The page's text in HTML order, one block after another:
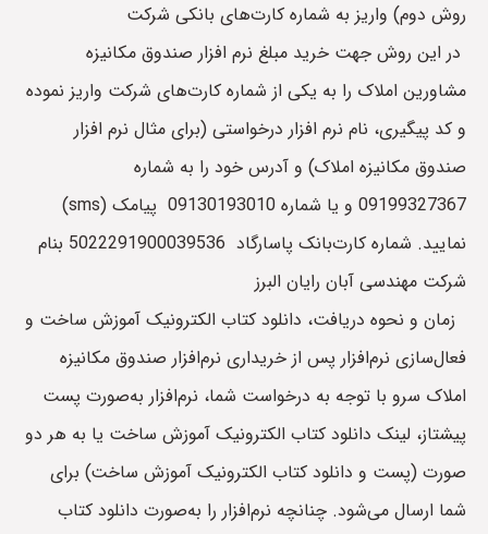
روش دوم) واریز به شماره کارت‌های بانکی شرکت
در این روش جهت خرید مبلغ نرم افزار صندوق مکانیزه
مشاورین املاک را به یکی از شماره کارت‌های شرکت واریز نموده
و کد پیگیری، نام نرم افزار درخواستی (برای مثال نرم افزار
صندوق مکانیزه املاک) و آدرس خود را به شماره
09199327367 و یا شماره 09130193010 پیامک (sms)
نمایید. شماره کارت‌بانک پاسارگاد 5022291900039536 بنام
شرکت مهندسی آبان رایان البرز
زمان و نحوه دریافت، دانلود کتاب الکترونیک آموزش ساخت و
فعال‌سازی نرم‌افزار پس از خریداری نرم‌افزار صندوق مکانیزه
املاک سرو با توجه به درخواست شما، نرم‌افزار به‌صورت پست
پیشتاز، لینک دانلود کتاب الکترونیک آموزش ساخت یا به هر دو
صورت (پست و دانلود کتاب الکترونیک آموزش ساخت) برای
شما ارسال می‌شود. چنانچه نرم‌افزار را به‌صورت دانلود کتاب